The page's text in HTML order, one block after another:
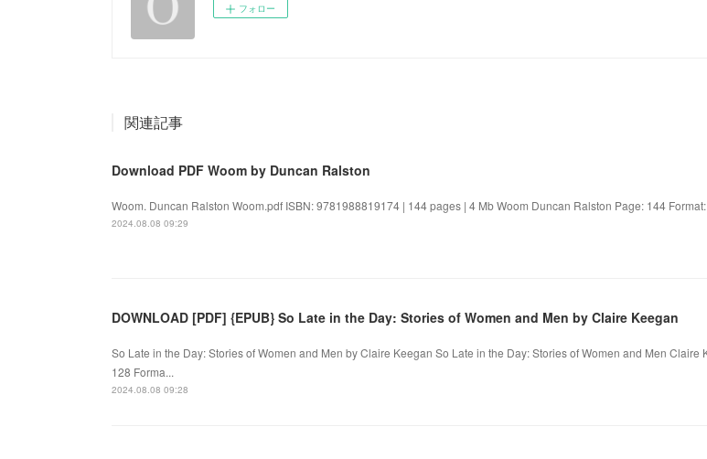
フォロー
関連記事
Download PDF Woom by Duncan Ralston
Woom. Duncan Ralston Woom.pdf ISBN: 9781988819174 | 144 pages | 4 Mb Woom Duncan Ralston Page: 144
2024.08.08 09:29
DOWNLOAD [PDF] {EPUB} So Late in the Day: Stories of Women and Men by Claire Keegan
So Late in the Day: Stories of Women and Men by Claire Keegan So Late in the Day: Stories of Women and Men Claire
128 Forma...
2024.08.08 09:28